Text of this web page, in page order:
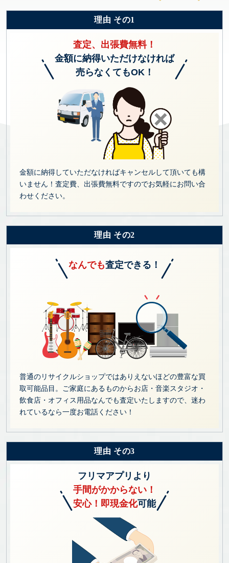
理由 その1
査定、出張費無料！
金額に納得いただけなければ
売らなくてもOK！
金額に納得していただなければキャンセルして頂いても構
いません！査定費、出張費無料ですのでお気軽にお問い合
わせください。
理由 その2
なんでも査定できる！
普通のリサイクルショップではありえないほどの豊富な買
取可能品目。ご家庭にあるものからお店・音楽スタジオ・
飲食店・オフィス用品なんでも査定いたしますので、迷わ
れているなら一度お電話ください！
理由 その3
フリマアプリより
手間がかからない！
安心！即現金化可能